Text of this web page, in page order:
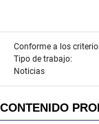
Conforme a los
Tipo de trabajo:
Noticias